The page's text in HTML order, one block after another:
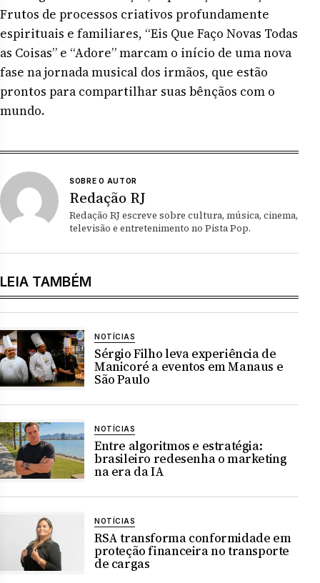
Frutos de processos criativos profundamente
espirituais e familiares, “Eis Que Faço Novas Todas
as Coisas” e “Adore” marcam o início de uma nova
fase na jornada musical dos irmãos, que estão
prontos para compartilhar suas bênçãos com o
mundo.
SOBRE O AUTOR
Redação RJ
Redação RJ escreve sobre cultura, música, cinema,
televisão e entretenimento no Pista Pop.
LEIA TAMBÉM
NOTÍCIAS
Sérgio Filho leva experiência de
Manicoré a eventos em Manaus e
São Paulo
NOTÍCIAS
Entre algoritmos e estratégia:
brasileiro redesenha o marketing
na era da IA
NOTÍCIAS
RSA transforma conformidade em
proteção financeira no transporte
de cargas